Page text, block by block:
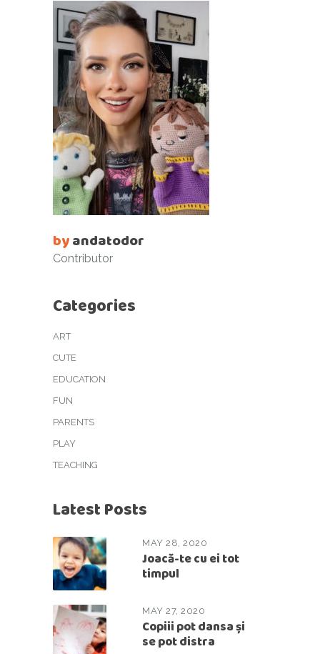
byandatodor
Contributor
Categories
ART
CUTE
EDUCATION
FUN
PARENTS
PLAY
TEACHING
Latest Posts
MAY 28, 2020
Joacă-te cu ei tot
timpul
MAY 27, 2020
Copiii pot dansa și
se pot distra